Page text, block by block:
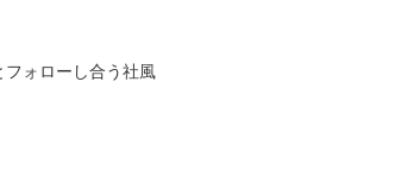
ォローし合う社風